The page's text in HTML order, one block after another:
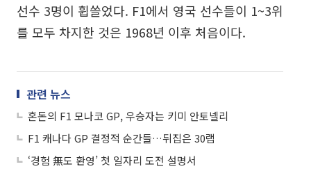
선수 3명이 휩쓸었다. F1에서 영국 선수들이 1~3위
를 모두 차지한 것은 1968년 이후 처음이다.
관련 뉴스
혼돈의 F1 모나코 GP, 우승자는 키미 안토넬리
F1 캐나다 GP 결정적 순간들…뒤집은 30랩
‘경험 無도 환영’ 첫 일자리 도전 설명서